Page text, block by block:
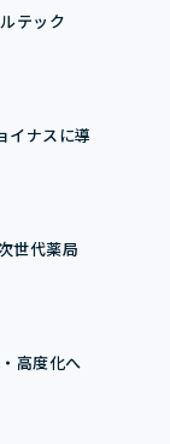
テック
イナスに導
世代薬局
高度化へ